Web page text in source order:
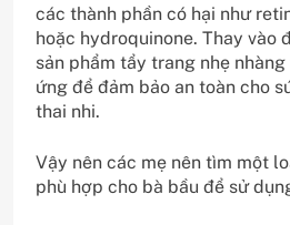
các thành phần có hại như
hoặc hydroquinone. Thay vào
sản phẩm tẩy trang nhẹ
ứng để đảm bảo an toàn cho
thai nhi.
Vậy nên các mẹ nên tìm một
phù hợp cho bà bầu để sử